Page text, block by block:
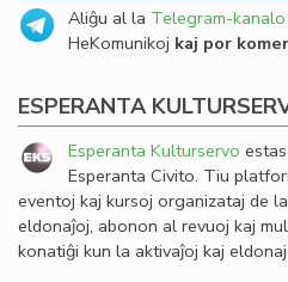
Aliĝu al la Telegram-kanalo
HeKomunikoj kaj por
ESPERANTA
Esperanta Kulturservo
Esperanta Civito. Tiu
eventoj kaj kursoj organizataj de
eldonaĵoj, abonon al revuoj kaj
konatiĝi kun la aktivaĵoj kaj